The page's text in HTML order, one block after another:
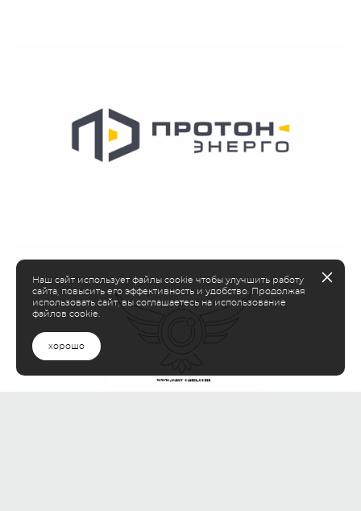
Наш сайт использует файлы cookie чтобы улучшить работу
сайта, повысить его эффективность и удобство. Продолжая
использовать сайт, вы соглашаетесь на использование
файлов cookie.
хорошо